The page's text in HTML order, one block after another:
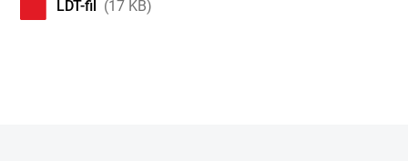
LDT-fil (17 KB)